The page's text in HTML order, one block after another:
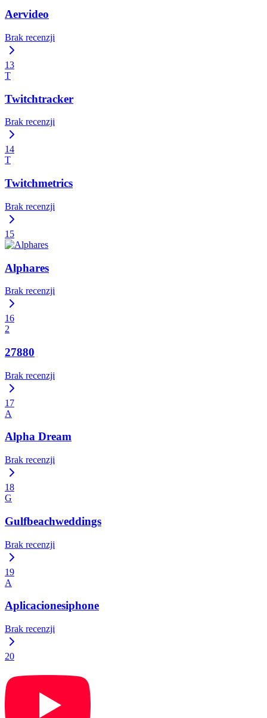
Aervideo
Brak recenzji
13
T
Twitchtracker
Brak recenzji
14
T
Twitchmetrics
Brak recenzji
15
Alphares
Brak recenzji
16
2
27880
Brak recenzji
17
A
Alpha Dream
Brak recenzji
18
G
Gulfbeachweddings
Brak recenzji
19
A
Aplicacionesiphone
Brak recenzji
20